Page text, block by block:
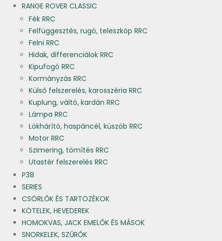
RANGE ROVER CLASSIC
Fék RRC
Felfüggesztés, rugó, teleszkóp RRC
Felni RRC
Hidak, differenciálok RRC
Kipufogó RRC
Kormányzás RRC
Külső felszerelés, karosszéria RRC
Kuplung, váltó, kardán RRC
Lámpa RRC
Lökhárító, haspáncél, küszöb RRC
Motor RRC
Szimering, tömítés RRC
Utastér felszerelés RRC
P38
SERIES
CSÖRLŐK ÉS TARTOZÉKOK
KÖTELEK, HEVEDEREK
HOMOKVAS, JACK EMELŐK ÉS MÁSOK
SNORKELEK, SZŰRŐK